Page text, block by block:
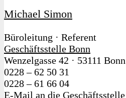
Michael Simon
Büroleitung · Referent
Geschäftsstelle Bonn
Wenzelgasse 42 · 53111 Bonn
0228 – 62 50 31
0228 – 61 66 04
E-Mail an die Geschäftsstelle